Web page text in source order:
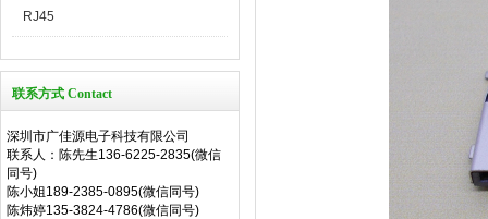
RJ45
联系方式 Contact
深圳市广佳源电子科技有限公司
联系人：陈先生136-6225-2835(微信
同号)
陈小姐189-2385-0895(微信同号)
陈炜婷135-3824-4786(微信同号)